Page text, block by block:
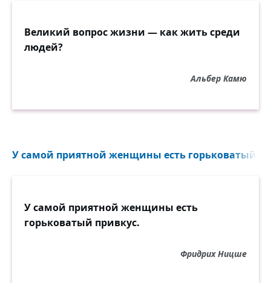
Великий вопрос жизни — как жить среди
людей?
Альбер Камю
У самой приятной женщины есть горьковатый
У самой приятной женщины есть
горьковатый привкус.
Фридрих Ницше